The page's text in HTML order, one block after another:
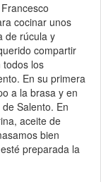
cocinar unos
de rúcula y
compartir
todos los
En su primera
a la brasa y en
Salento. En
aceite de
bien
preparada la